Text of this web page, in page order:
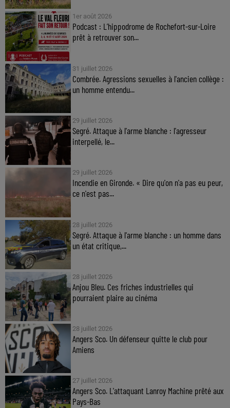
1er août 2026
Podcast : L’hippodrome de Rochefort-sur-Loire
prêt à retrouver son...
31 juillet 2026
Combrée. Agressions sexuelles à l'ancien collège :
un homme entendu...
29 juillet 2026
Segré. Attaque à l'arme blanche : l'agresseur
interpellé, le...
29 juillet 2026
Incendie en Gironde. « Dire qu'on n'a pas eu peur,
ce n'est pas...
28 juillet 2026
Segré. Attaque à l'arme blanche : un homme dans
un état critique,...
28 juillet 2026
Anjou Bleu. Ces friches industrielles qui
pourraient plaire au cinéma
28 juillet 2026
Angers Sco. Un défenseur quitte le club pour
Amiens
27 juillet 2026
Angers Sco. L'attaquant Lanroy Machine prêté aux
Pays-Bas